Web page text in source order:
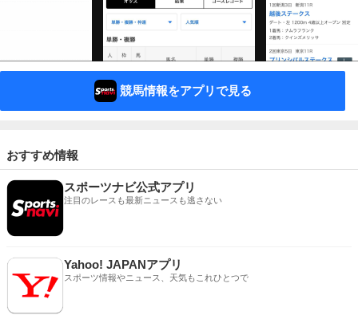
競馬情報をアプリで見る
おすすめ情報
スポーツナビ公式アプリ
注目のレースも最新ニュースも逃さない
Yahoo! JAPANアプリ
スポーツ情報やニュース、天気もこれひとつで